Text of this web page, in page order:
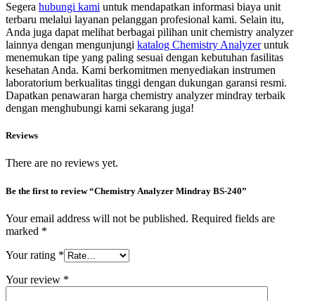
Segera hubungi kami untuk mendapatkan informasi biaya unit
terbaru melalui layanan pelanggan profesional kami. Selain itu,
Anda juga dapat melihat berbagai pilihan unit chemistry analyzer
lainnya dengan mengunjungi katalog Chemistry Analyzeruntuk
menemukan tipe yang paling sesuai dengan kebutuhan fasilitas
kesehatan Anda. Kami berkomitmen menyediakan instrumen
laboratorium berkualitas tinggi dengan dukungan garansi resmi.
Dapatkan penawaran harga chemistry analyzer mindray terbaik
dengan menghubungi kami sekarang juga!
Reviews
There are no reviews yet.
Be the first to review “Chemistry Analyzer Mindray BS-240”
Your email address will not be published. Required fields are
marked *
Your rating *
Your review *